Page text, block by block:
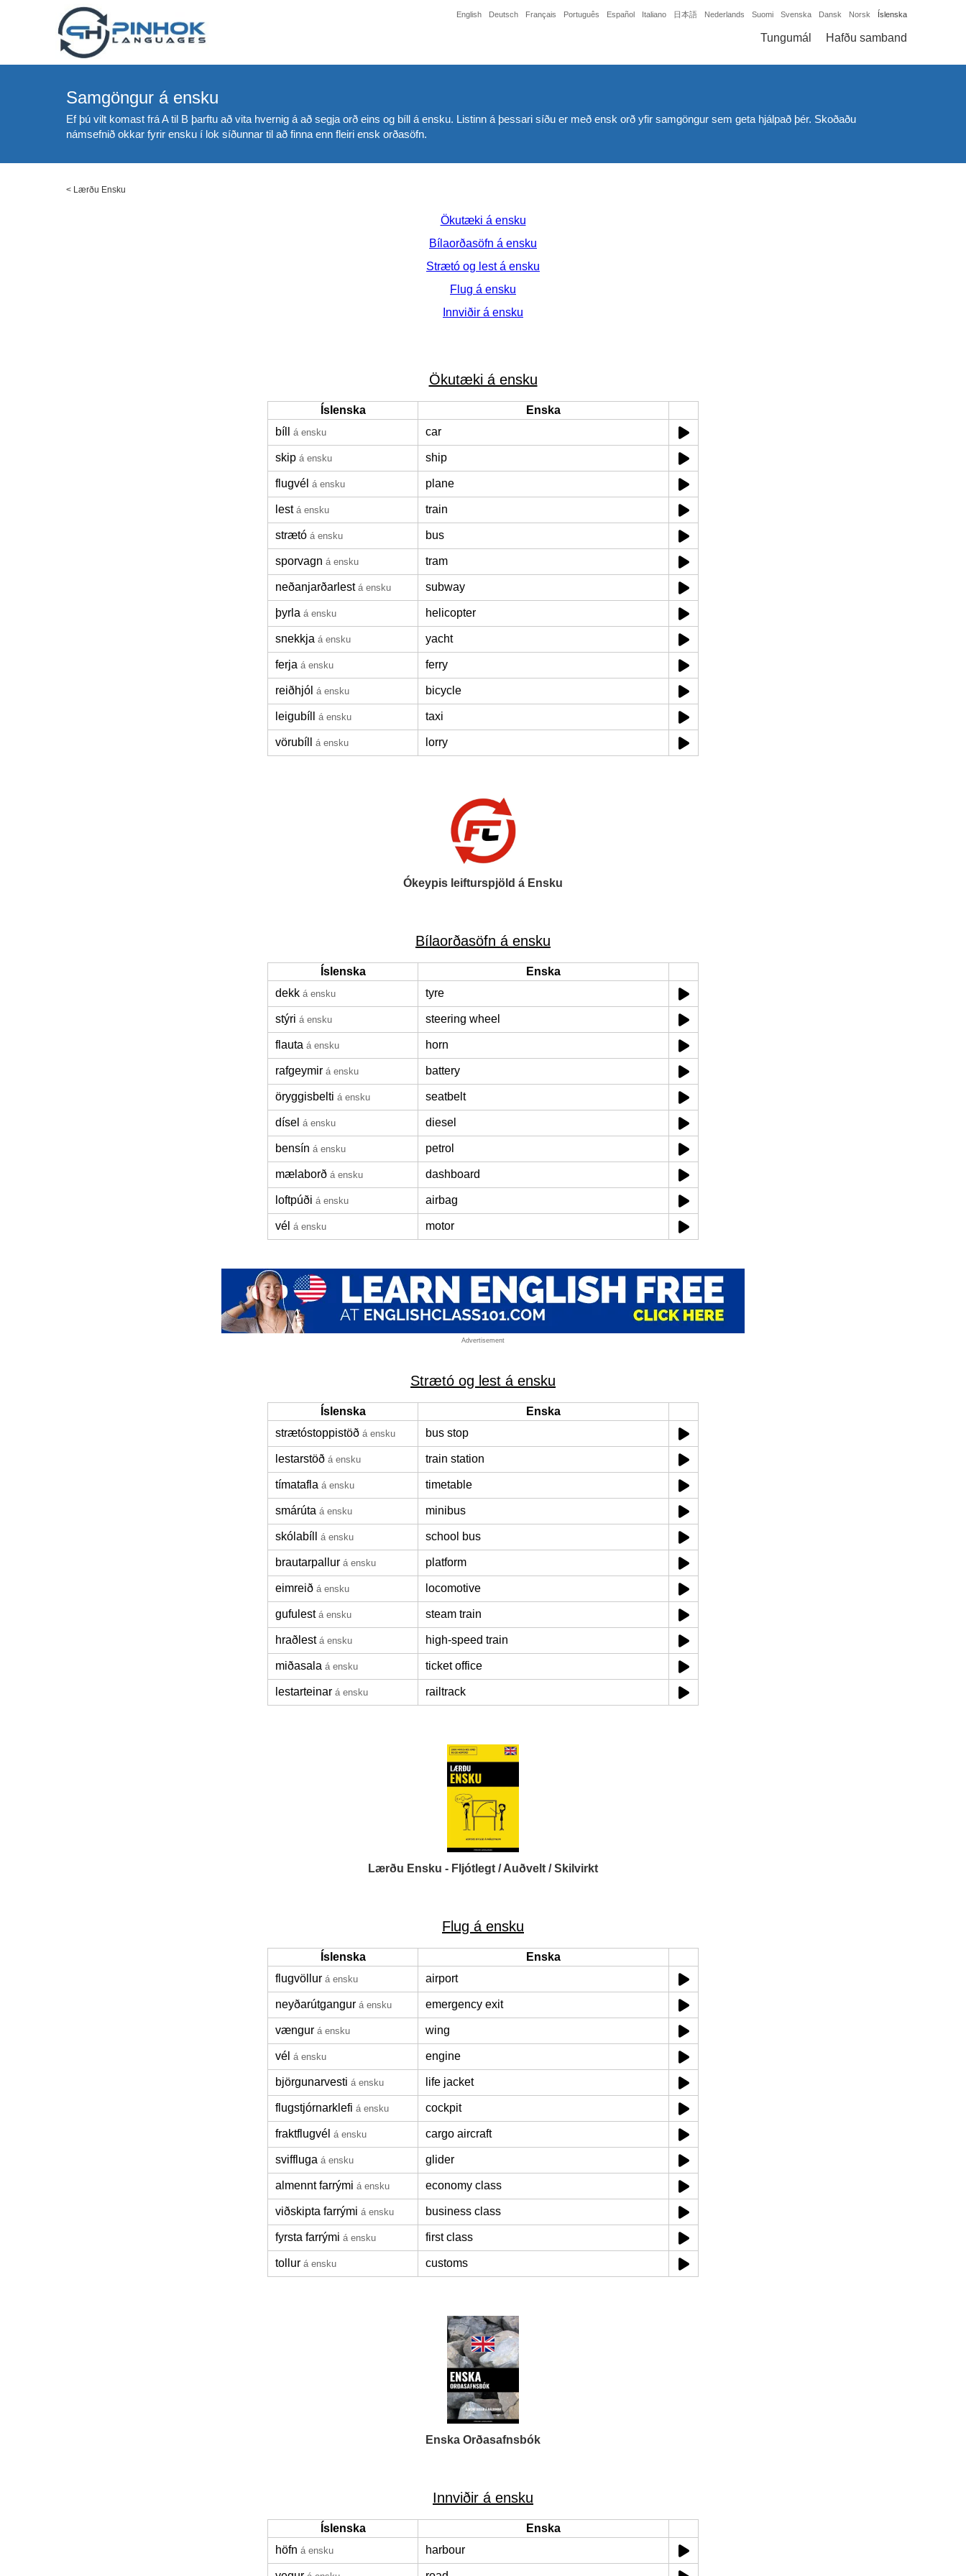
English Deutsch Français Português Español Italiano 日本語 Nederlands Suomi Svenska Dansk Norsk Íslenska
Tungumál Hafðu samband
Samgöngur á ensku
Ef þú vilt komast frá A til B þarftu að vita hvernig á að segja orð eins og bíll á ensku. Listinn á þessari síðu er með ensk orð yfir samgöngur sem geta hjálpað þér. Skoðaðu
námsefnið okkar fyrir ensku í lok síðunnar til að finna enn fleiri ensk orðasöfn.
< Lærðu Ensku
Ökutæki á ensku
Bílaorðasöfn á ensku
Strætó og lest á ensku
Flug á ensku
Innviðir á ensku
Ökutæki á ensku
Íslenska
Enska
bíll
á ensku car
skip á ensku ship
flugvél á ensku plane
lest á ensku train
strætó á ensku bus
sporvagn á ensku tram
neðanjarðarlest á ensku subway
þyrla á ensku helicopter
snekkja á ensku yacht
ferja á ensku ferry
reiðhjól á ensku bicycle
leigubíll á ensku taxi
vörubíll á ensku lorry
Ókeypis leifturspjöld á Ensku
Bílaorðasöfn á ensku
Íslenska
Enska
dekk á ensku tyre
stýri á ensku steering wheel
flauta á ensku horn
rafgeymir á ensku battery
öryggisbelti á ensku seatbelt
dísel á ensku diesel
bensín á ensku petrol
mælaborð á ensku dashboard
loftpúði á ensku airbag
vél á ensku motor
Advertisement
Strætó og lest á ensku
Íslenska
Enska
strætóstoppistöð á ensku bus stop
lestarstöð á ensku train station
tímatafla á ensku timetable
smárúta á ensku minibus
skólabíll á ensku school bus
brautarpallur á ensku platform
eimreið á ensku locomotive
gufulest á ensku steam train
hraðlest á ensku high-speed train
miðasala á ensku ticket office
lestarteinar á ensku railtrack
Lærðu Ensku - Fljótlegt / Auðvelt / Skilvirkt
Flug á ensku
Íslenska
Enska
flugvöllur á ensku airport
neyðarútgangur á ensku emergency exit
vængur á ensku wing
vél á ensku engine
björgunarvesti á ensku life jacket
flugstjórnarklefi á ensku cockpit
fraktflugvél á ensku cargo aircraft
sviffluga á ensku glider
almennt farrými á ensku economy class
viðskipta farrými á ensku business class
fyrsta farrými á ensku first class
tollur á ensku customs
Enska Orðasafnsbók
Innviðir á ensku
Íslenska
Enska
höfn á ensku harbour